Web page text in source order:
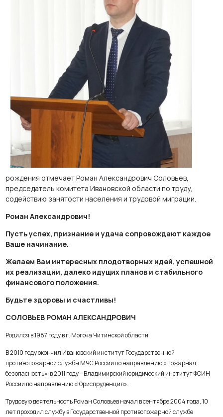
рождения отмечает Роман Александрович Соловьев,
председатель комитета Ивановской области по труду,
содействию занятости населения и трудовой миграции.
Роман Александрович!
Пусть успех, признание и удача сопровождают каждое
Ваше начинание.
Желаем Вам интересных плодотворных идей, успешной
их реализации, далеко идущих планов и стабильного
финансового положения.
Будьте здоровы и счастливы!
СОЛОВЬЕВ РОМАН АЛЕКСАНДРОВИЧ
Родился в 1987 году в г. Могоча Читинской области.
В 2010 году окончил Ивановский институт Государственной
противопожарной службы МЧС России по направлению «Пожарная
безопасность», в 2011 году – Владимирский юридический институт ФСИН
России по направлению «Юриспруденция».
Трудовую деятельность Роман Соловьев начал в сентябре 2004 года, 10
лет проходил службу в Государственной противопожарной службе